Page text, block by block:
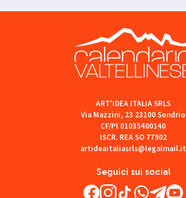
Seguici sui social
ART'IDEA ITALIA SRLS
Via Mazzini, 23 23100 Sondrio
CF/PI 01035400140
ISCR. REA SO 77902
artideaitaliasrls@legalmail.it